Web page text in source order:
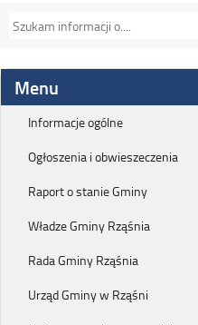
Menu
Informacje ogólne
Ogłoszenia i obwieszeczenia
Raport o stanie Gminy
Władze Gminy Rząśnia
Rada Gminy Rząśnia
Urząd Gminy w Rząśni